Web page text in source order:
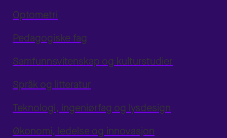
Optometri
Pedagogiske fag
Samfunnsvitenskap og kulturstudier
Språk og litteratur
Teknologi, ingeniørfag og lysdesign
Økonomi, ledelse og innovasjon